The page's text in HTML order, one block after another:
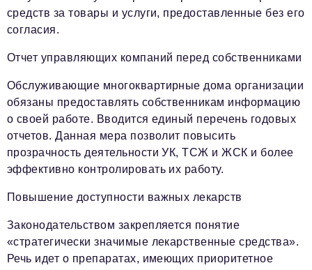
средств за товары и услуги, предоставленные без его
согласия.
Отчет управляющих компаний перед собственниками
Обслуживающие многоквартирные дома организации
обязаны предоставлять собственникам информацию
о своей работе. Вводится единый перечень годовых
отчетов. Данная мера позволит повысить
прозрачность деятельности УК, ТСЖ и ЖСК и более
эффективно контролировать их работу.
Повышение доступности важных лекарств
Законодательством закрепляется понятие
«стратегически значимые лекарственные средства».
Речь идет о препаратах, имеющих приоритетное